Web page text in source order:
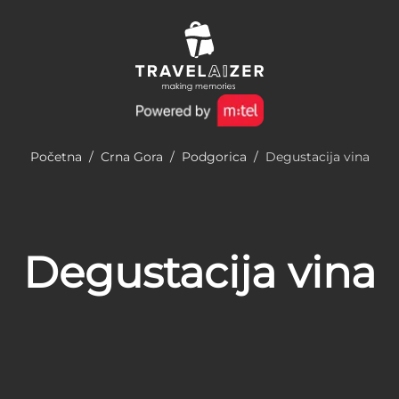
Početna / Crna Gora / Podgorica / Degustacija vina
Degustacija vina